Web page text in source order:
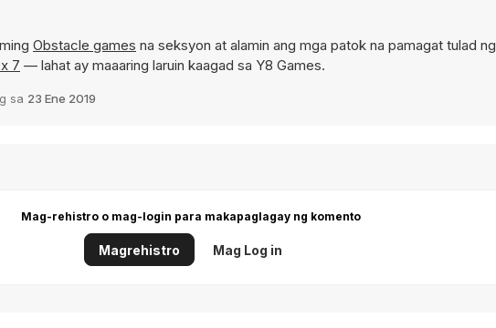
Obstacle games na seksyon at alamin ang mga patok na pamagat tulad ng
7 — lahat ay maaaring laruin kaagad sa Y8 Games.
sa 23 Ene 2019
Mag-rehistro o mag-login para makapaglagay ng komento
Magrehistro Mag Log in